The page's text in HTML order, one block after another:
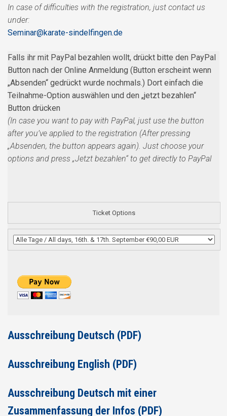
In case of difficulties with the registration, just contact us
under:
Seminar@karate-sindelfingen.de
Falls ihr mit PayPal bezahlen wollt, drückt bitte den PayPal
Button nach der Online Anmeldung (Button erscheint wenn
„Absenden“ gedrückt wurde nochmals.) Dort einfach die
Teilnahme-Option auswählen und den „jetzt bezahlen“
Button drücken
(In case you want to pay with PayPal, just use the button
after you’ve applied to the registration (After pressing
„Absenden, the button appears again). Just choose your
options and press „Jetzt bezahlen“ to get directly to PayPal
Ticket Options
Ausschreibung Deutsch (PDF)
Ausschreibung English (PDF)
Ausschreibung Deutsch mit einer
Zusammenfassung der Infos (PDF)